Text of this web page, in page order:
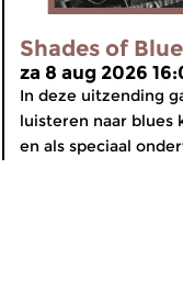
Shades of Blue
za 8 aug 2026
In deze uitzending
luisteren naar blues
en als speciaal